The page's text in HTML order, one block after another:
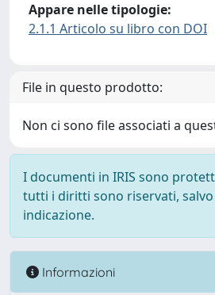
Appare nelle tipologie:
2.1.1 Articolo su libro con DOI
File in questo prodotto:
Non ci sono file associati a
I documenti in IRIS sono
tutti i diritti sono riservati, salvo
indicazione.
Informazioni